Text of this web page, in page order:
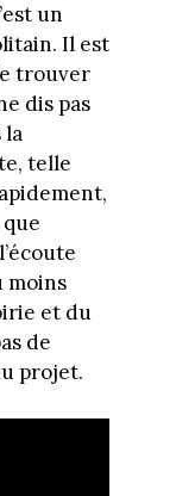
un
Il est
trouver
dis pas
la
telle
moins
et du
de
projet.